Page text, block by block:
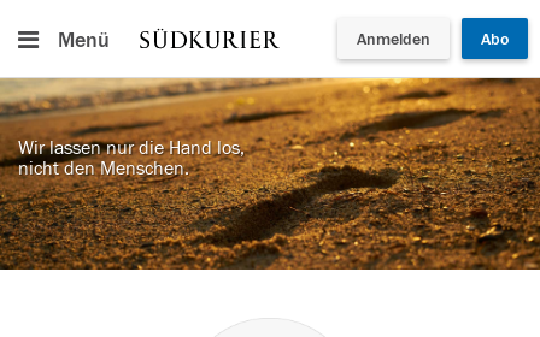
Menü Anmelden Abo
Wir lassen nur die Hand los,
nicht den Menschen.